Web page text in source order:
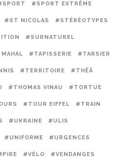
#SPORT EXTRÊME
#ST NICOLAS #STÉRÉOTYPES
#SURNATUREL
#TAPISSERIE #TARSIER
#TERRITOIRE #THÉÂ
#THOMAS VINAU #TORTUE
#TOUR EIFFEL #TRAIN
#UKRAINE #ULIS
#UNIFORME #URGENCES
#VÉLO #VENDANGES